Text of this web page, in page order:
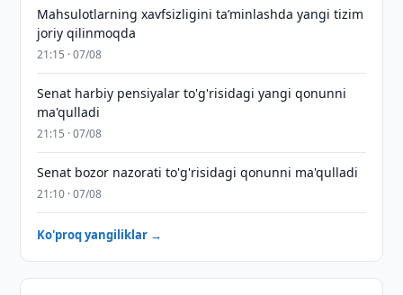
Mahsulotlarning xavfsizligini taʼminlashda yangi tizim
joriy qilinmoqda
21:15 · 07/08
Senat harbiy pensiyalar to'g'risidagi yangi qonunni
ma'qulladi
21:15 · 07/08
Senat bozor nazorati to'g'risidagi qonunni ma'qulladi
21:10 · 07/08
Ko'proq yangiliklar →